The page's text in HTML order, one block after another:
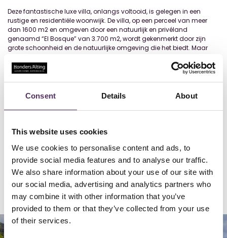
Consent Details About
This website uses cookies
We use cookies to personalise content and ads, to
provide social media features and to analyse our traffic.
We also share information about your use of our site with
our social media, advertising and analytics partners who
may combine it with other information that you’ve
provided to them or that they’ve collected from your use
of their services.
Deze fantastische luxe villa, onlangs voltooid, is gelegen in een
rustige en residentiële woonwijk. De villa, op een perceel van meer
dan 1600 m2 en omgeven door een natuurlijk en privéland
genaamd “El Bosque” van 3.700 m2, wordt gekenmerkt door zijn
grote schoonheid en de natuurlijke omgeving die het biedt. Maar
dorpskern van Altea La Vella, waar zich alle faciliteiten zich bevinden,
winkels, bank, kapper, dokter, restaurants maar ook de 9-holes
golfbaan. De villa bestaat uit zes slaapkamers met zes en-suite
badkamers, verdeeld over twee verdiepingen. Het hoofdhuis bevindt
zicht over de vallei en de bergen. Op deze verdieping is de mooie
totaal vier slaapkamers, de belangrijkste met een en-suite
badkamer, plus twee andere slaapkamers met een complete
badkamer om te delen. Op de begane grond vinden we twee
onafhankelijke gastenverblijven, elk met een woonkamer en een
slaapkamer met een badkamer. De tuin en het zwembad hebben
een designbar/barbecue en e...Lees meer